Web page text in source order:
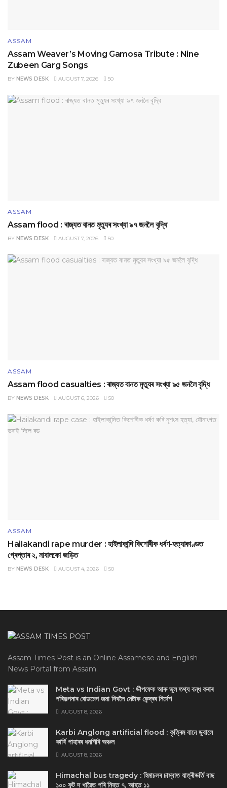
ASSAM
Assam Weaver’s Moving Gamosa Tribute : Nine
Zubeen Garg Songs
BY NEWS DESK AUGUST 7, 2026 50
ASSAM
Assam flood : ৰাজ্যত বানত মৃত্যুৰ সংখ্যা ৯৭ জনলৈ বৃদ্ধি
BY NEWS DESK AUGUST 7, 2026 50
ASSAM
Assam flood casualties : ৰাজ্যত বানত মৃত্যুৰ সংখ্যা ৯৫ জনলৈ বৃদ্ধি
BY NEWS DESK AUGUST 6, 2026 50
ASSAM
Hailakandi rape murder : হাইলাকান্দি কিশোৰীক ধৰ্ষণ-হত্যাকাণ্ডত
গ্ৰেপ্তাৰ ২, নাবালকো জড়িত
BY NEWS DESK AUGUST 4, 2026 50
Assam Times Post is an Online Assamese and English
News Portal from Assam.
Meta vs Indian Govt : ডীপফেক আৰু ভুল তথ্য বন্ধ কৰাৰ
পৰিকল্পনাৰ ৰোডমেপ জমা দিবলৈ মেটাক কেন্দ্ৰৰ নিৰ্দেশ
AUGUST 8, 2026
Karbi Anglong artificial flood : কৃত্ৰিম বানে ডুবালে
কাৰ্বি পাহাৰৰ ধনশিৰি অঞ্চল
AUGUST 8, 2026
Himachal bus tragedy : হিমাচলৰ চাম্বাত যাত্ৰীভৰ্তি বাছ
১০০ ফুট দ খাৱৈত পৰি নিহত ৭, আহত ১১